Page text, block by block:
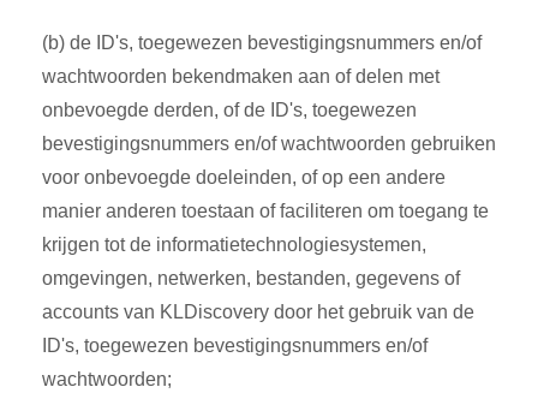
(b) de ID's, toegewezen bevestigingsnummers en/of
wachtwoorden bekendmaken aan of delen met
onbevoegde derden, of de ID's, toegewezen
bevestigingsnummers en/of wachtwoorden gebruiken
voor onbevoegde doeleinden, of op een andere
manier anderen toestaan of faciliteren om toegang te
krijgen tot de informatietechnologiesystemen,
omgevingen, netwerken, bestanden, gegevens of
accounts van KLDiscovery door het gebruik van de
ID's, toegewezen bevestigingsnummers en/of
wachtwoorden;